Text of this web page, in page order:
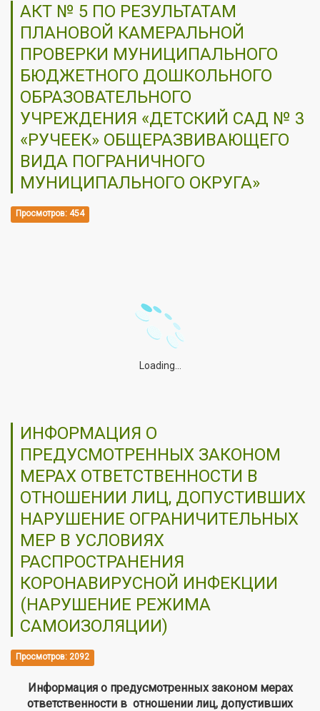
АКТ № 5 ПО РЕЗУЛЬТАТАМ
ПЛАНОВОЙ КАМЕРАЛЬНОЙ
ПРОВЕРКИ МУНИЦИПАЛЬНОГО
БЮДЖЕТНОГО ДОШКОЛЬНОГО
ОБРАЗОВАТЕЛЬНОГО
УЧРЕЖДЕНИЯ «ДЕТСКИЙ САД № 3
«РУЧЕЕК» ОБЩЕРАЗВИВАЮЩЕГО
ВИДА ПОГРАНИЧНОГО
МУНИЦИПАЛЬНОГО ОКРУГА»
Просмотров: 454
Loading...
ИНФОРМАЦИЯ О
ПРЕДУСМОТРЕННЫХ ЗАКОНОМ
МЕРАХ ОТВЕТСТВЕННОСТИ В
ОТНОШЕНИИ ЛИЦ, ДОПУСТИВШИХ
НАРУШЕНИЕ ОГРАНИЧИТЕЛЬНЫХ
МЕР В УСЛОВИЯХ
РАСПРОСТРАНЕНИЯ
КОРОНАВИРУСНОЙ ИНФЕКЦИИ
(НАРУШЕНИЕ РЕЖИМА
САМОИЗОЛЯЦИИ)
Просмотров: 2092
Информация о предусмотренных законом мерах
ответственности в отношении лиц, допустивших